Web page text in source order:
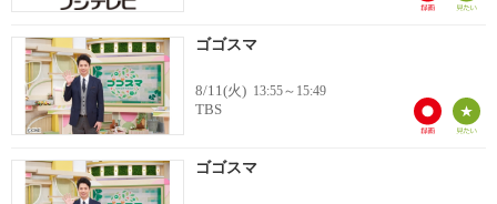
ゴゴスマ
8/11(火) 13:55～15:49
TBS
ゴゴスマ